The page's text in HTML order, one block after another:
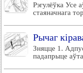
Рэгулёўка Усе
стаяначнага
Рычаг
Зняцце 1.
падапрыце